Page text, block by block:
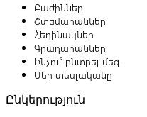
Բաժիններ
Շտեմարաններ
Հեղինակներ
Գրադարաններ
Ինչու՞ ընտրել մեզ
Մեր տեսլականը
Ընկերություն